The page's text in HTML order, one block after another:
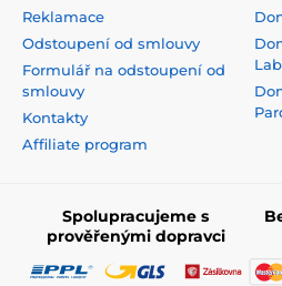
Reklamace
Odstoupení od smlouvy
Formulář na odstoupení od
smlouvy
Kontakty
Affiliate program
Spolupracujeme s
prověřenými dopravci